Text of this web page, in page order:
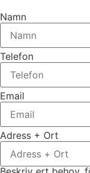
Namn
Telefon
Email
Adress + Ort